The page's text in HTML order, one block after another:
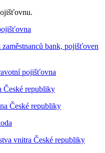
bank, pojišťoven
pojišťovna
České republiky
České republiky
vnitra České republiky